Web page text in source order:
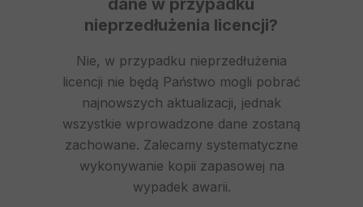
Nie, w przypadku nieprzedłużenia
licencji nie będą Państwo mogli pobrać
najnowszych aktualizacji, jednak
wszystkie wprowadzone dane zostaną
zachowane. Zalecamy systematyczne
wykonywanie kopii zapasowej na
wypadek awarii.
dane w przypadku
nieprzedłużenia licencji?